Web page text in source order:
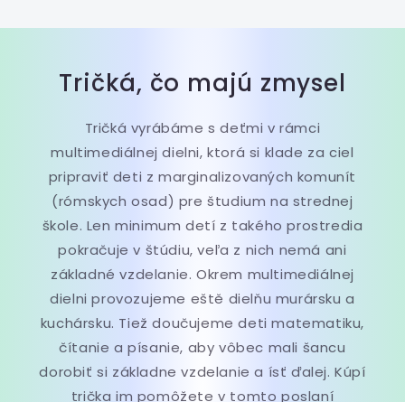
Tričká, čo majú zmysel
Tričká vyrábáme s deťmi v rámci
multimediálnej dielni, ktorá si klade za ciel
pripraviť deti z marginalizovaných komunít
(rómskych osad) pre študium na strednej
škole. Len minimum detí z takého prostredia
pokračuje v štúdiu, veľa z nich nemá ani
základné vzdelanie. Okrem multimediálnej
dielni provozujeme eště dielňu murársku a
kuchársku. Tiež doučujeme deti matematiku,
čítanie a písanie, aby vôbec mali šancu
dorobiť si základne vzdelanie a ísť ďalej. Kúpí
trička im pomôžete v tomto poslaní